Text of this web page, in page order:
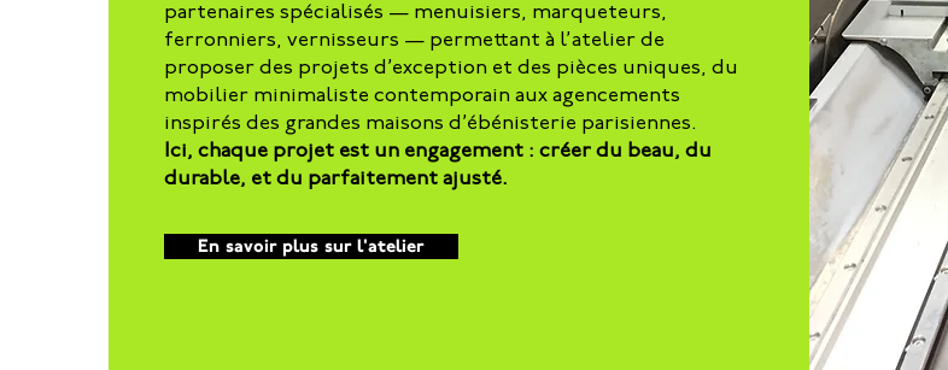
partenaires spécialisés — menuisiers, marqueteurs,
ferronniers, vernisseurs — permettant à l’atelier de
proposer des projets d’exception et des pièces uniques, du
mobilier minimaliste contemporain aux agencements
inspirés des grandes maisons d’ébénisterie parisiennes.
Ici, chaque projet est un engagement : créer du beau, du
durable, et du parfaitement ajusté.
En savoir plus sur l'atelier